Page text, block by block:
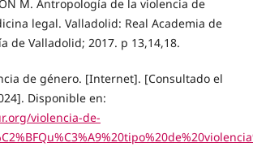
M. Antropología de la violencia de
legal. Valladolid: Real Academia de
de Valladolid; 2017. p 13,14,18.
de género. [Internet]. [Consultado el
Disponible en:
violencia-de-